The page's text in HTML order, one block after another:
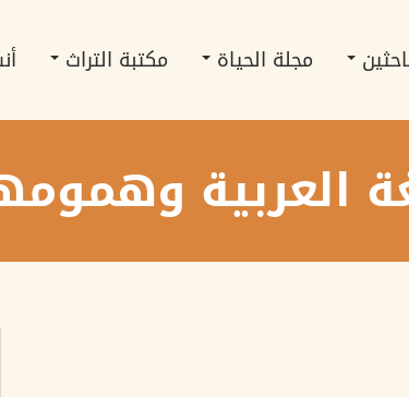
مجلة الحياة مكتبة التراث
العربية